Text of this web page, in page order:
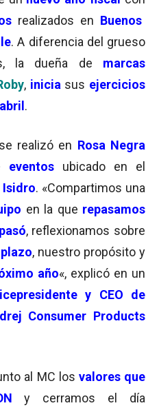
realizados en Buenos
. A diferencia del grueso
la dueña de marcas
, inicia sus ejercicios
.
realizó en Rosa Negra
eventos ubicado en el
. «Compartimos una
en la que repasamos
pasó, reflexionamos sobre
, nuestro propósito y
año«, explicó en un
y CEO de
Consumer Products
al MC los valores que
y cerramos el día